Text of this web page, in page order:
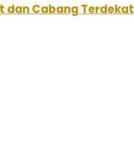
dan Cabang Terdekat